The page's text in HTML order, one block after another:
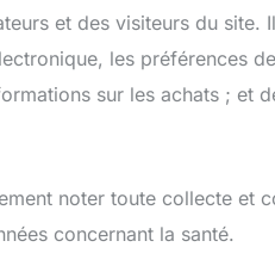
et des visiteurs du
les préférences
sur les achats ; et
noter toute collecte et
concernant la santé.